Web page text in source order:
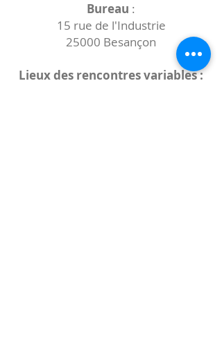
Bureau :
15 rue de l'Industrie
25000 Besançon
Lieux des rencontres variables :